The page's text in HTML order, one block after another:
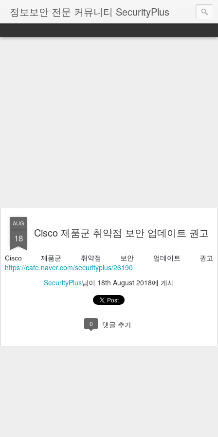
정보보안 전문 커뮤니티 SecurityPlus
AUG
18 Cisco 제품군 취약점 보안 업데이트 권고
https://cafe.naver.com/securityplus/26190
SecurityPlus님이 18th August 2018에 게시
0 댓글 추가